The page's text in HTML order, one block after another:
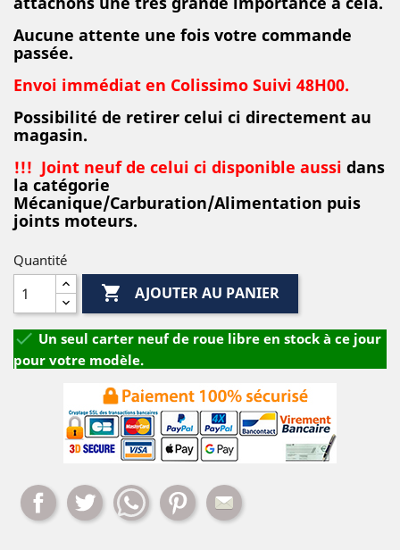
Aucune attente une fois votre commande
passée.
Envoi immédiat en Colissimo Suivi 48H00.
Possibilité de retirer celui ci directement au
magasin.
!!! Joint neuf de celui ci disponible aussi dans
la catégorie
Mécanique/Carburation/Alimentation puis
joints moteurs.
Quantité
 AJOUTER AU PANIER
 Un seul carter neuf de roue libre en stock à ce jour
pour votre modèle.
Partager Tweet WhatsappPinterest